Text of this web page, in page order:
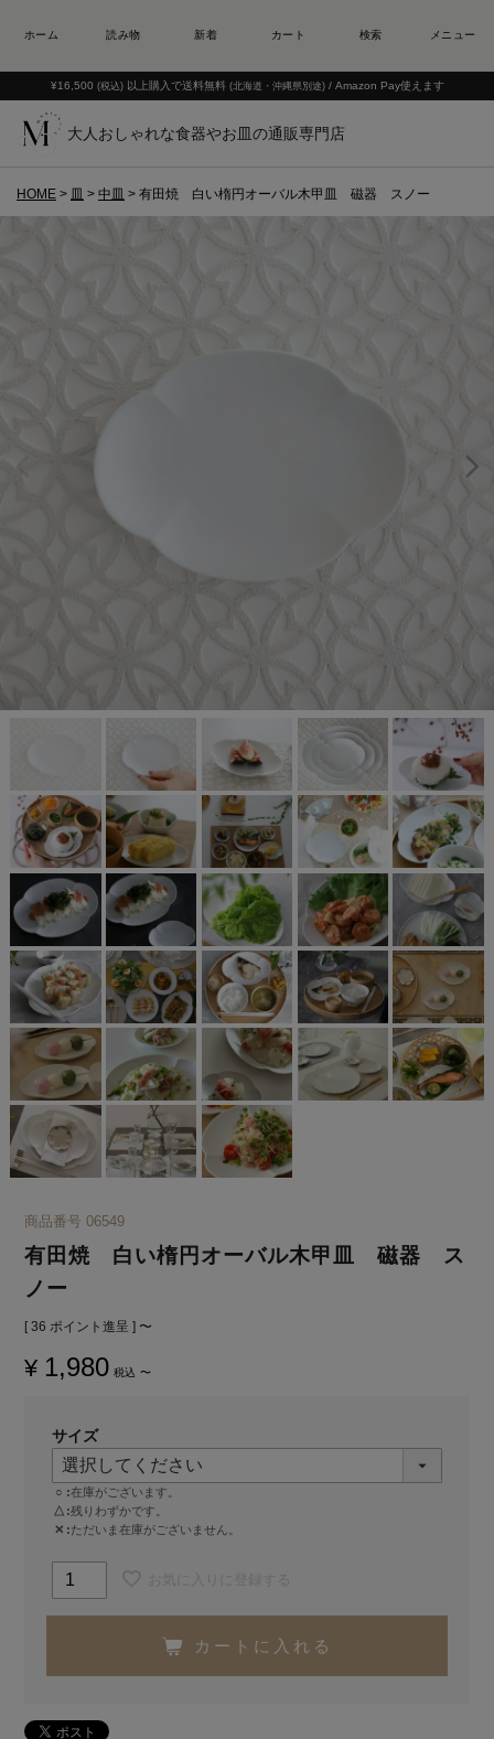
¥16,500 (税込) 以上購入で送料無料 (北海道・沖縄県別途) / Amazon Pay使えます
大人おしゃれな食器やお皿の通販専門店
HOME 皿 中皿 有田焼 白い楕円オーバル木甲皿 磁器 スノー
商品番号 06549
有田焼 白い楕円オーバル木甲皿 磁器 ス
ノー
[ 36 ポイント進呈 ] 〜
¥ 1,980 税込 〜
サイズ
○
在庫がございます。
△ 残りわずかです。
✕
ただいま在庫がございません。
カートに入れる